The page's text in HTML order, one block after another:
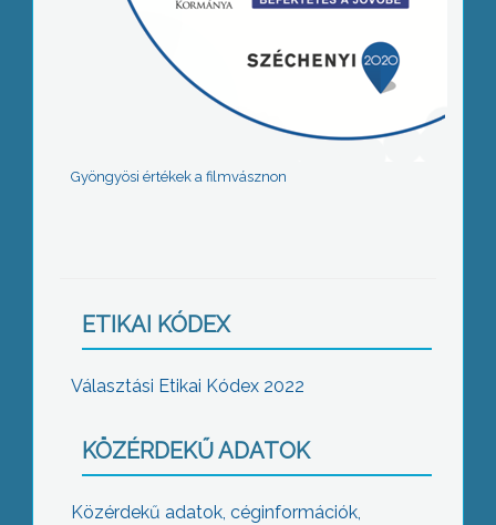
Gyöngyösi értékek a filmvásznon
ETIKAI KÓDEX
Választási Etikai Kódex 2022
KÖZÉRDEKŰ ADATOK
Közérdekű adatok, céginformációk,